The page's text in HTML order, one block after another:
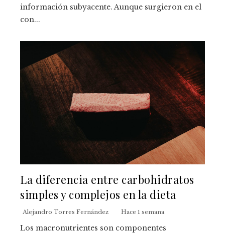
información subyacente. Aunque surgieron en el
con...
La diferencia entre carbohidratos
simples y complejos en la dieta
Alejandro Torres Fernández Hace 1 semana
Los macronutrientes son componentes